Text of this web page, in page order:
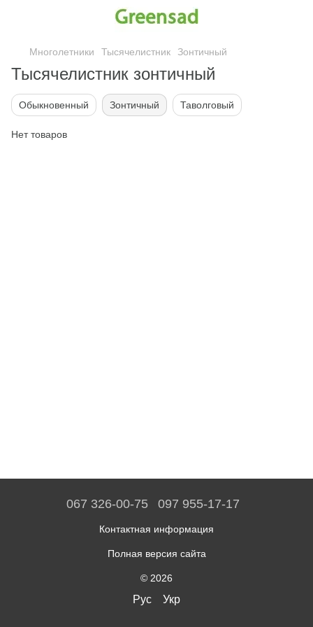
Многолетники Тысячелистник Зонтичный
Тысячелистник зонтичный
Обыкновенный Зонтичный Таволговый
Нет товаров
067 326-00-75 097 955-17-17
Контактная информация
Полная версия сайта
© 2026
Рус Укр